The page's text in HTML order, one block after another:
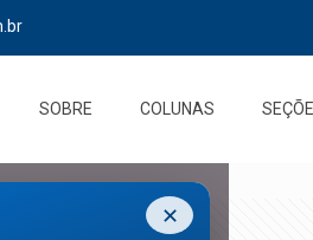
SOBRE COLUNAS
✕